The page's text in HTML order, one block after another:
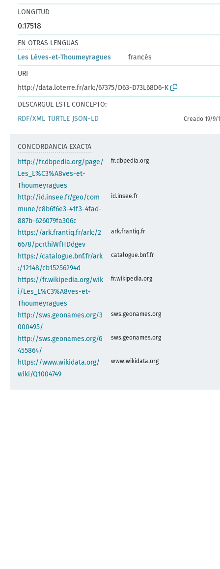
LONGITUD
0.17518
EN OTRAS LENGUAS
Les Lèves-et-Thoumeyragues
francés
URI
http://data.loterre.fr/ark:/67375/D63-D73L68D6-K
DESCARGUE ESTE CONCEPTO:
RDF/XML TURTLE JSON-LD Creado 19/9/
CONCORDANCIA EXACTA
http://fr.dbpedia.org/page/
Les_L%C3%A8ves-et-
Thoumeyragues
fr.dbpedia.org
http://id.insee.fr/geo/com
mune/c8b6f6e3-41f3-4fad-
887b-626079fa306c
id.insee.fr
https://ark.frantiq.fr/ark:/2
6678/pcrthiWfHDdgev
ark.frantiq.fr
https://catalogue.bnf.fr/ark
:/12148/cb15256294d
catalogue.bnf.fr
https://fr.wikipedia.org/wik
i/Les_L%C3%A8ves-et-
Thoumeyragues
fr.wikipedia.org
http://sws.geonames.org/3
000495/
sws.geonames.org
http://sws.geonames.org/6
455864/
sws.geonames.org
https://www.wikidata.org/
wiki/Q1004749
www.wikidata.org